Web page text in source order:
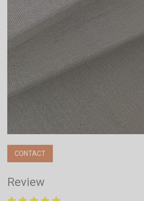
CONTACT
Review